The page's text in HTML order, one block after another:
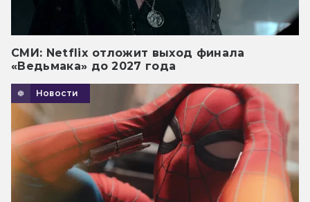
СМИ: Netflix отложит выход финала
«Ведьмака» до 2027 года
Новости